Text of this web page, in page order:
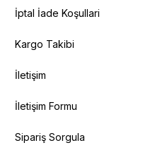
İptal İade Koşullari
Kargo Takibi
İletişim
İletişim Formu
Sipariş Sorgula